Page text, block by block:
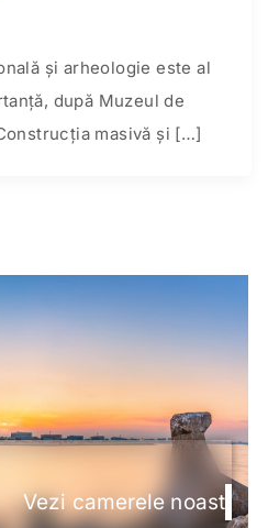
și arheologie este al
după Muzeul de
masivă şi […]
Vezi camerele noastre